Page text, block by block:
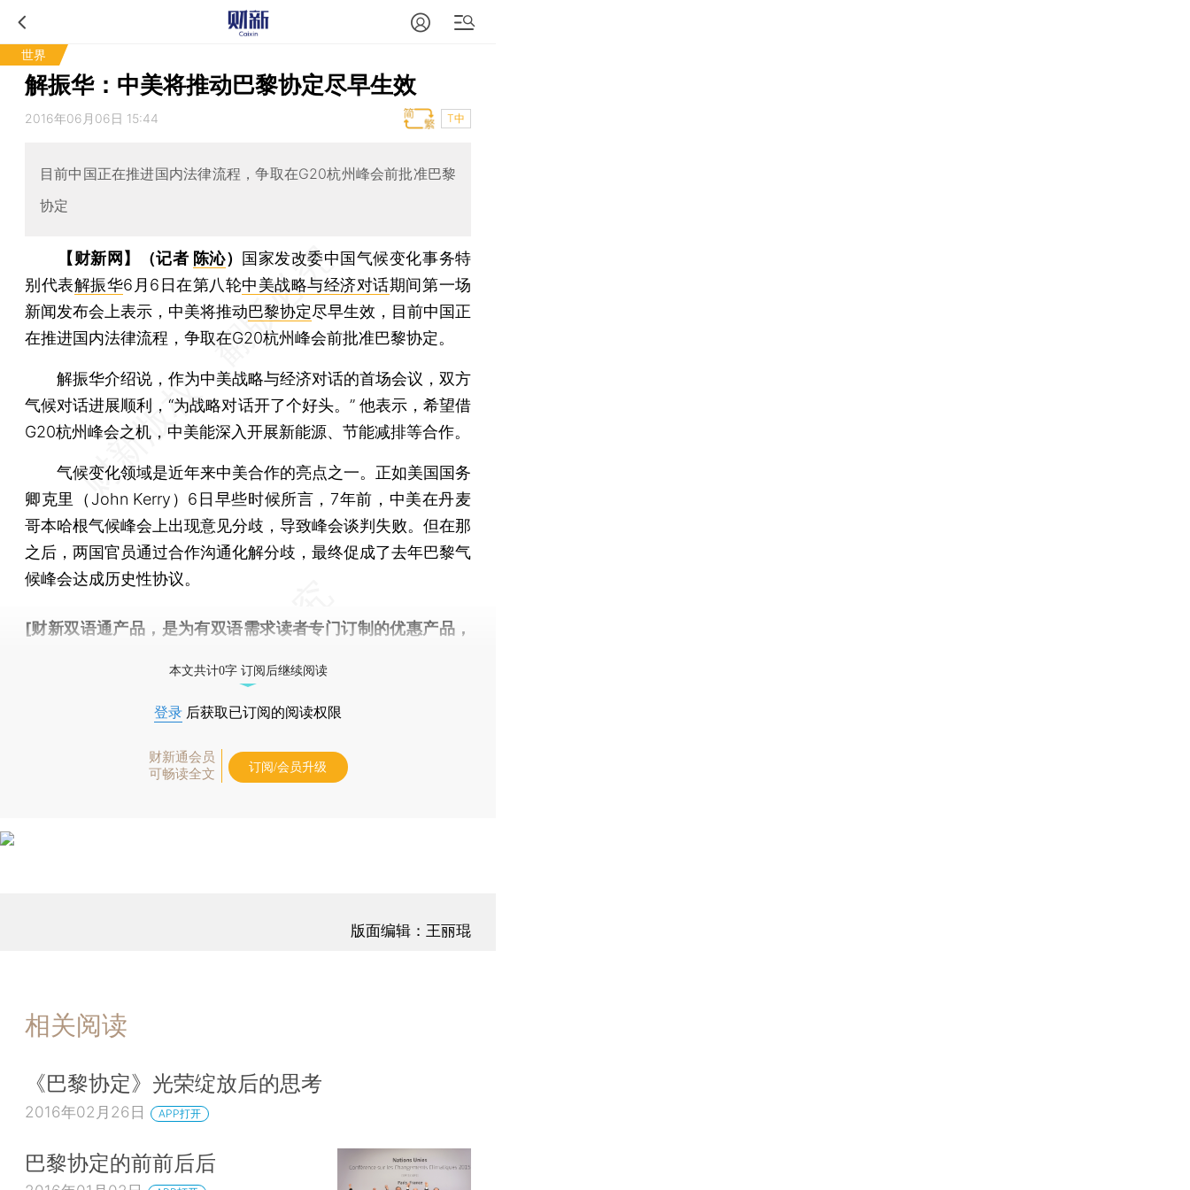
世界
解振华：中美将推动巴黎协定尽早生效
2016年06月06日 15:44 T中
目前中国正在推进国内法律流程，争取在G20杭州峰会前批准巴黎
协定
【财新网】（记者 陈沁） 国家发改委中国气候变化事务特
别代表解振华6月6日在第八轮中美战略与经济对话期间第一场
新闻发布会上表示，中美将推动巴黎协定尽早生效，目前中国正
在推进国内法律流程，争取在G20杭州峰会前批准巴黎协定。
解振华介绍说，作为中美战略与经济对话的首场会议，双方
气候对话进展顺利，“为战略对话开了个好头。” 他表示，希望借
G20杭州峰会之机，中美能深入开展新能源、节能减排等合作。
气候变化领域是近年来中美合作的亮点之一。正如美国国务
卿克里（John Kerry）6日早些时候所言，7年前，中美在丹麦
哥本哈根气候峰会上出现意见分歧，导致峰会谈判失败。但在那
之后，两国官员通过合作沟通化解分歧，最终促成了去年巴黎气
候峰会达成历史性协议。
[财新双语通产品，是为有双语需求读者专门订制的优惠产品，
本文共计0字 订阅后继续阅读
登录 后获取已订阅的阅读权限
财新通会员
可畅读全文
订阅/会员升级
版面编辑：王丽琨
相关阅读
《巴黎协定》光荣绽放后的思考
2016年02月26日 APP打开
巴黎协定的前前后后